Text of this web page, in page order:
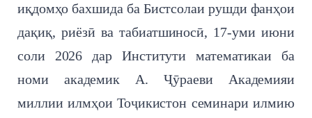
иқдомҳо бахшида ба Бистсолаи рушди фанҳои
дақиқ, риёзӣ ва табиатшиносӣ, 17-уми июни
соли 2026 дар Институти математикаи ба
номи академик А. Ҷӯраеви Академияи
миллии илмҳои Тоҷикистон семинари илмию